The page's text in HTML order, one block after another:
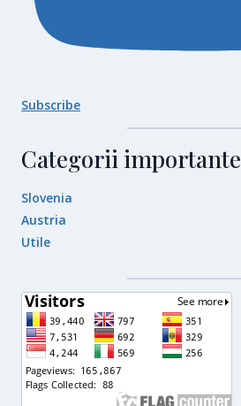
Subscribe
Categorii importante
Slovenia
Austria
Utile